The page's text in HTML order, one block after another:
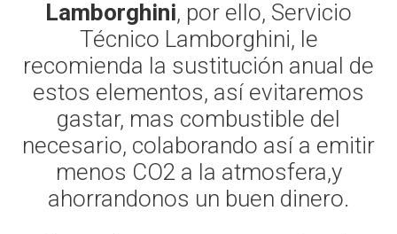
Lamborghini, por ello, Servicio
Técnico Lamborghini, le
recomienda la sustitución anual de
estos elementos, así evitaremos
gastar, mas combustible del
necesario, colaborando así a emitir
menos CO2 a la atmosfera,y
ahorrandonos un buen dinero.